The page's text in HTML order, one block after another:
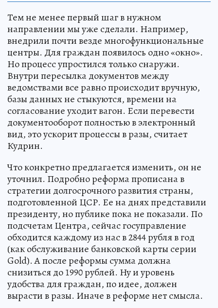
Тем не менее первый шаг в нужном
направлении мы уже сделали. Например,
внедрили почти везде многофункциональные
центры. Для граждан появилось одно «окно».
Но процесс упростился только снаружи.
Внутри пересылка документов между
ведомствами все равно происходит вручную,
базы данных не стыкуются, времени на
согласование уходит вагон. Если перевести
документооборот полностью в электронный
вид, это ускорит процессы в разы, считает
Кудрин.
Что конкретно предлагается изменить, он не
уточнил. Подробно реформа прописана в
стратегии долгосрочного развития страны,
подготовленной ЦСР. Ее на днях представили
президенту, но публике пока не показали. По
подсчетам Центра, сейчас госуправление
обходится каждому из нас в 2844 рубля в год
(как обслуживание банковской карты серии
Gold). А после реформы сумма должна
снизиться до 1990 рублей. Ну и уровень
удобства для граждан, по идее, должен
вырасти в разы. Иначе в реформе нет смысла.